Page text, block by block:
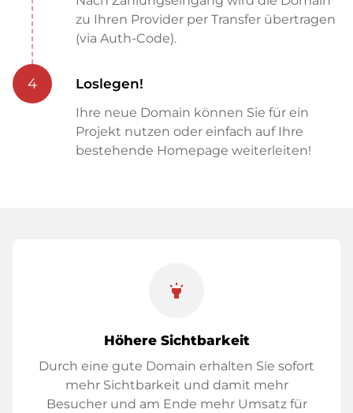
zu Ihren Provider per Transfer übertragen
(via Auth-Code).
4 Loslegen!
Ihre neue Domain können Sie für ein
Projekt nutzen oder einfach auf Ihre
bestehende Homepage weiterleiten!
highlight
Höhere Sichtbarkeit
Durch eine gute Domain erhalten Sie sofort
mehr Sichtbarkeit und damit mehr
Besucher und am Ende mehr Umsatz für